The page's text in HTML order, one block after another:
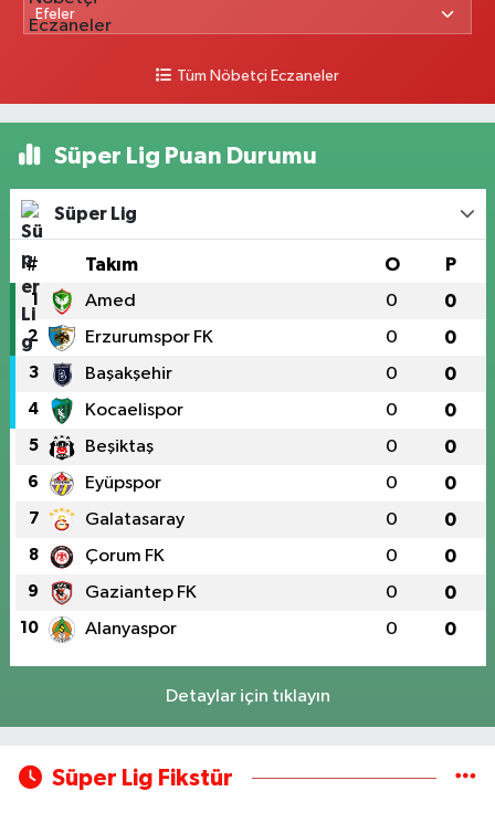
Tüm Nöbetçi Eczaneler
Süper Lig Puan Durumu
Süper Lig
# Takım O P
1 Amed 0 0
2 Erzurumspor FK 0 0
3 Başakşehir 0 0
4 Kocaelispor 0 0
5 Beşiktaş 0 0
6 Eyüpspor 0 0
7 Galatasaray 0 0
8 Çorum FK 0 0
9 Gaziantep FK 0 0
10 Alanyaspor 0 0
Detaylar için tıklayın
Süper Lig Fikstür